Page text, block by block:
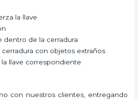
la llave
dentro de la cerradura
cerradura con objetos extraños
llave correspondiente
con nuestros clientes, entregando